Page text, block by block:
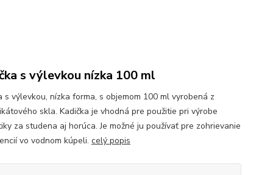
s výlevkou nízka 100 ml
s výlevkou, nízka forma, s objemom 100 ml vyrobená z
skla. Kadička je vhodná pre použitie pri výrobe
za studena aj horúca. Je možné ju používať pre zohrievanie
vo vodnom kúpeli. celý popis